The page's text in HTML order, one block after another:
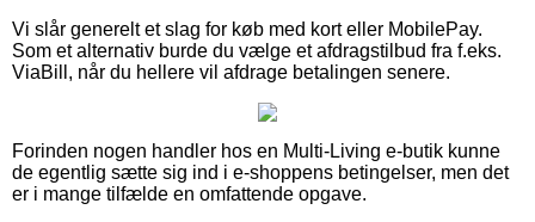
Vi slår generelt et slag for køb med kort eller MobilePay.
Som et alternativ burde du vælge et afdragstilbud fra f.eks.
ViaBill, når du hellere vil afdrage betalingen senere.
Forinden nogen handler hos en Multi-Living e-butik kunne
de egentlig sætte sig ind i e-shoppens betingelser, men det
er i mange tilfælde en omfattende opgave.